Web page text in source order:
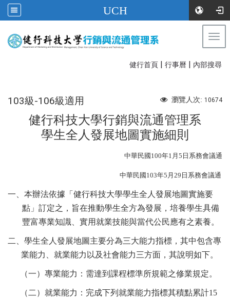
UCH
健行首頁 | 行事曆 | 內部搜尋
瀏覽人次: 10674
103級-106級適用
健行科技大學行銷與流通管理系
學生全人發展地圖實施細則
中華民國100年1月5日系務會議通
中華民國103年5月29日系務會議通
一、本辦法依據「健行科技大學學生全人發展地圖實施要
點」訂定之，旨在推動學生全方為發展，培養學生具備
豐富專業知識、實用就業技能與當代公民應有之素養。
二、學生全人發展地圖主要分為三大能力指標，其中包含專
業能力、就業能力以及社會能力三方面，其說明如下。
（一） 專業能力：需達到課程標準所規範之修業規定。
（二） 就業能力：完成下列就業能力指標其積點累計15